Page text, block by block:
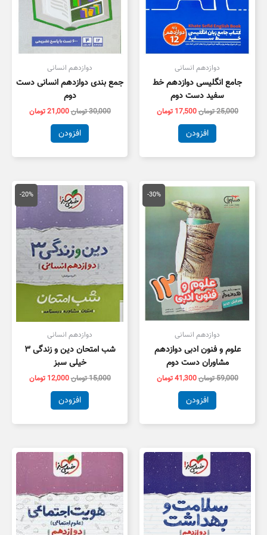
دوازدهم انسانی
جامع انگلیسی دوازدهم خط
سفید دست دوم
25,000تومان17,500 تومان
افزودن
دوازدهم انسانی
جمع بندی دوازدهم انسانی دست
دوم
30,000تومان21,000تومان
افزودن
-30%
دوازدهم انسانی
علوم و فنون ادبی دوازدهم
مشاوران دست دوم
59,000تومان
قیمت
59,000 تومان
بود.
41,300تومان
قیمت
فعلی
افزودن
-20%
دوازدهم انسانی
شب امتحان دین و زندگی ۳
خیلی سبز
15,000تومان
قیمت
اصلی
15,000 تومان
بود.
12,000 تومان
قیمت
فعلی
افزودن